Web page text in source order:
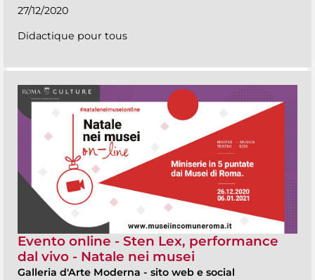
27/12/2020
Didactique pour tous
Evento online - Sten Lex, performance
dal vivo - Natale nei musei
Galleria d'Arte Moderna - sito web e social